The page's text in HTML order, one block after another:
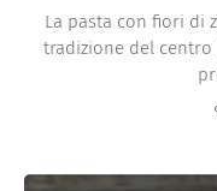
La pasta con fiori di
tradizione del centro